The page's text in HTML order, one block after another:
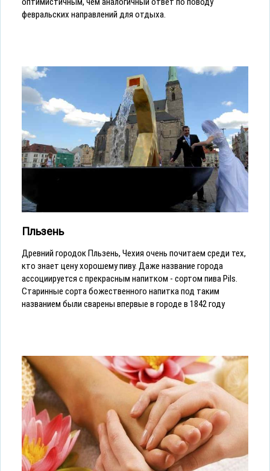
февральских направлений для отдыха.
Пльзень
Древний городок Пльзень, Чехия очень почитаем среди тех,
кто знает цену хорошему пиву. Даже название города
ассоциируется с прекрасным напитком - сортом пива Pils.
Cтаринные сорта божественного напитка под таким
названием были сварены впервые в городе в 1842 году